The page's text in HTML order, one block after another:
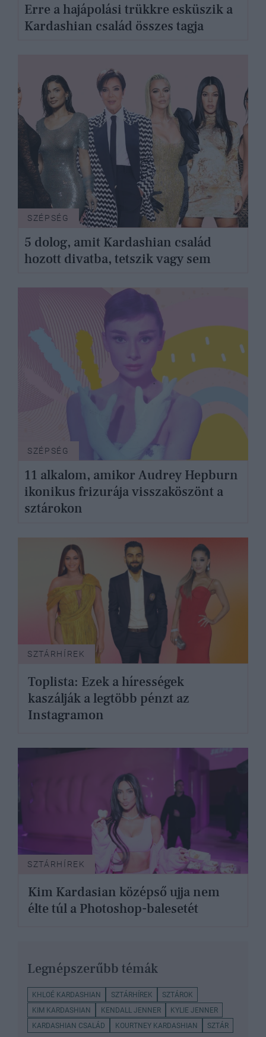
Erre a hajápolási trükkre esküszik a
Kardashian család összes tagja
SZÉPSÉG
5 dolog, amit Kardashian család
hozott divatba, tetszik vagy sem
SZÉPSÉG
11 alkalom, amikor Audrey Hepburn
ikonikus frizurája visszaköszönt a
sztárokon
SZTÁRHÍREK
Toplista: Ezek a hírességek
kaszálják a legtöbb pénzt az
Instagramon
SZTÁRHÍREK
Kim Kardasian középső ujja nem
élte túl a Photoshop-balesetét
Legnépszerűbb témák
KHLOÉ KARDASHIAN SZTÁRHÍREK
SZTÁROK
KIM KARDASHIAN
KENDALL JENNER
KYLIE JENNER
KARDASHIAN CSALÁD
KOURTNEY KARDASHIAN SZTÁR